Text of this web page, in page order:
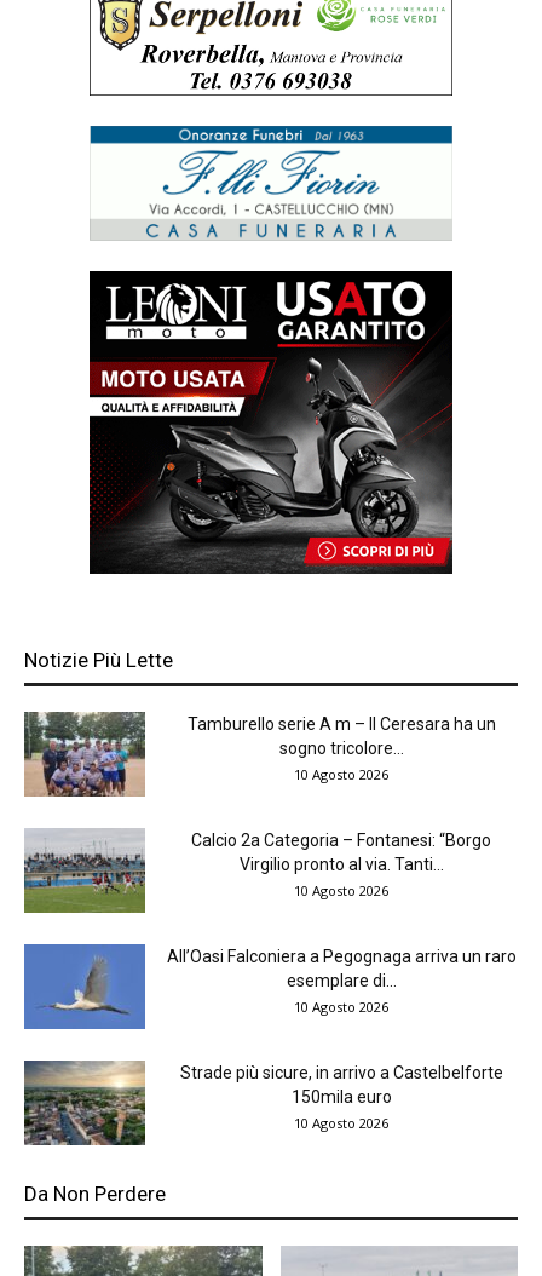
Notizie Più Lette
Tamburello serie A m – Il Ceresara ha un
sogno tricolore...
10 Agosto 2026
Calcio 2a Categoria – Fontanesi: “Borgo
Virgilio pronto al via. Tanti...
10 Agosto 2026
All’Oasi Falconiera a Pegognaga arriva un raro
esemplare di...
10 Agosto 2026
Strade più sicure, in arrivo a Castelbelforte
150mila euro
10 Agosto 2026
Da Non Perdere